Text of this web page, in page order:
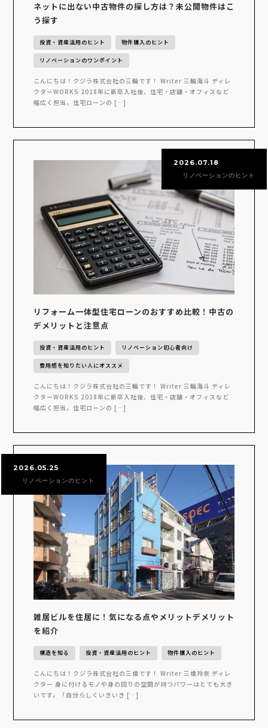
ネットに出ない中古物件の探し方は？未公開物件はこ
う探す
投資・資産活用のヒント 物件購入のヒント
リノベーションのワンポイント
こんにちは！クジラ株式会社の三輪です！ Writer 三輪海斗 ディレ
クターWORKS 2018年に新卒入社後、住宅・店舗・オフィスなど
幅広く担当。住宅ローンの […]
2026.07.18
リノベーションのヒント
リフォーム一体型住宅ローンのおすすめ比較！中古の
デメリットと注意点
投資・資産活用のヒント リノベーション初心者向け
費用感を知りたい人にオススメ
こんにちは！クジラ株式会社の三輪です！ Writer 三輪海斗 ディレ
クターWORKS 2018年に新卒入社後、住宅・店舗・オフィスなど
幅広く担当。住宅ローンの […]
2026.05.25
リノベーションのヒント
雑居ビルを住居に！気になる点やメリットデメリット
を紹介
構造を知る 投資・資産活用のヒント 物件購入のヒント
こんにちは！クジラ株式会社の三橋です！ Writer 三橋玲奈 ディレ
クター 身に付けるモノや身の回りの空間が持つパワーはとても大き
いです。「自分らしくいきいき […]